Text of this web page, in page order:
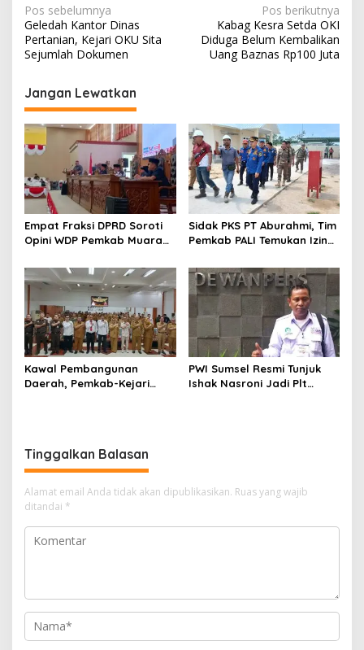
N
a
v
i
g
a
s
i
p
o
s
Pos sebelumnya
Geledah Kantor Dinas
Pertanian, Kejari OKU Sita
Sejumlah Dokumen
Pos berikutnya
Kabag Kesra Setda OKI
Diduga Belum Kembalikan
Uang Baznas Rp100 Juta
Jangan Lewatkan
Empat Fraksi DPRD Soroti
Opini WDP Pemkab Muara
Kelola Keuangan
Sidak PKS PT Aburahmi, Tim
Pemkab PALI Temukan Izin
Kawal Pembangunan
Daerah, Pemkab-Kejari
PWI Sumsel Resmi Tunjuk
Ishak Nasroni Jadi Plt
Tinggalkan Balasan
Alamat email Anda tidak akan dipublikasikan. Ruas yang wajib
ditandai *